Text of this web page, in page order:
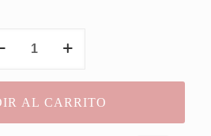
AL CARRITO